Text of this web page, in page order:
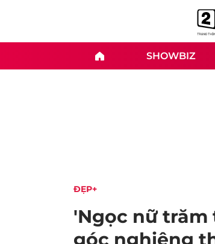
SHOWBIZ
ĐẸP+
'Ngọc nữ trăm
góc nghiêng